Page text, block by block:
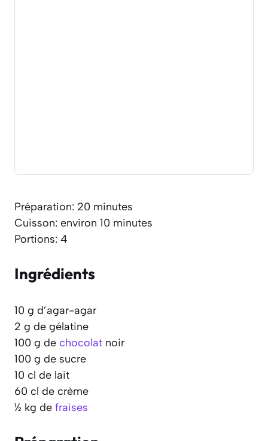
Préparation: 20 minutes
Cuisson: environ 10 minutes
Portions: 4
Ingrédients
10 g d’agar-agar
2 g de gélatine
100 g de chocolat noir
100 g de sucre
10 cl de lait
60 cl de crème
½ kg de fraises